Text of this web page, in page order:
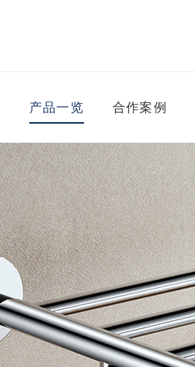
产品一览 合作案例